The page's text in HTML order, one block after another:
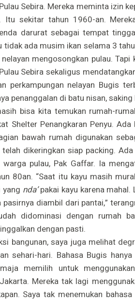
Sebira. Mereka meminta izin
Itu sekitar tahun 1960-an.
darurat sebagai tempat
tidak ada musim ikan selama 3
mengosongkan pulau. Tapi
Sebira sekaligus
perkampungan nelayan Bugis
penanggalan di batu nisan, saking
bisa kita temukan rumah-
Shelter Penangkaran Penyu.
bawah rumah digunakan
dikeringkan siap packing.
pulau, Pak Gaffar. Ia
80an. “Saat itu kayu masih
yang nda’pakai kayu karena
pasirnya diambil dari pantai,”
didominasi dengan rumah
dengan pasti.
bangunan, saya juga melihat
sehari-hari. Bahasa Bugis
memilih untuk
Mereka tak lagi
Saya tak menemukan